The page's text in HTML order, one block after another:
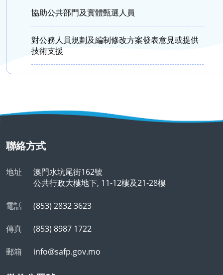
協助公共部門及實體甄選人員
對公務人員規劃及編制修改方案發表意見或提供
技術支援
聯絡方式
地址
澳門水坑尾街162號
公共行政大樓地下, 11-12樓及21-28樓
電話 (853) 2832 3623
傳真 (853) 8987 1722
郵箱 info@safp.gov.mo